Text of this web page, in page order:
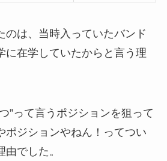
のは、当時入っていたバンド
に在学していたからと言う理
”って言うポジションを狙って
ポジションやねん！ってつい
でした。